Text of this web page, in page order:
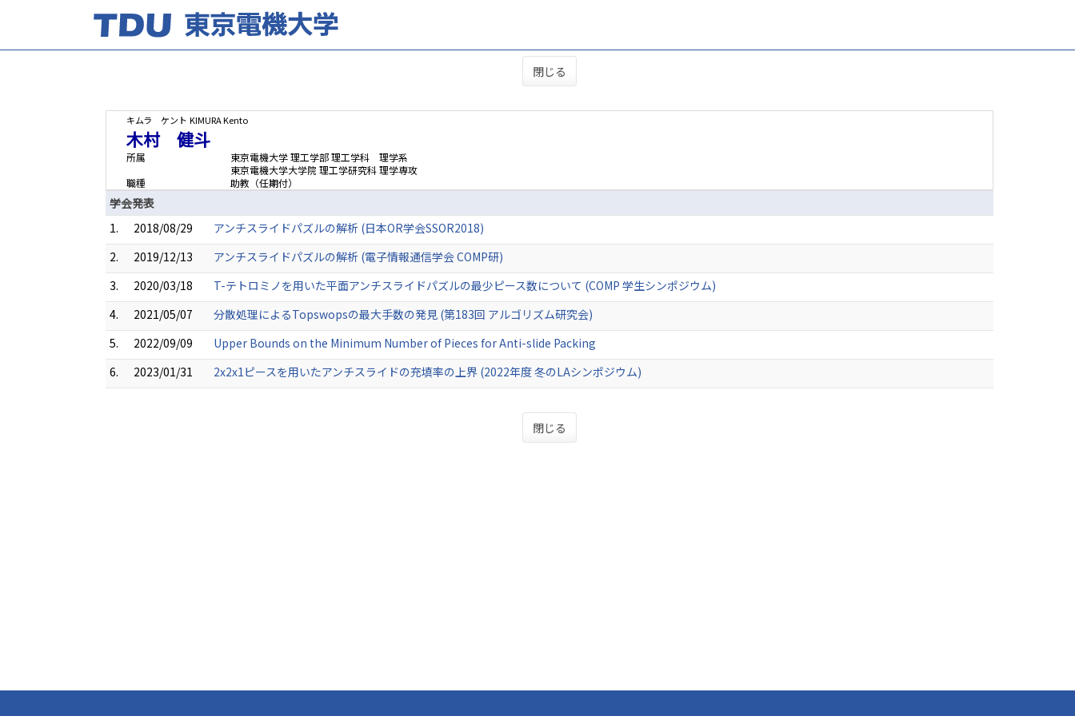
閉じる
キムラ ケント KIMURA Kento
木村 健斗
所属
東京電機大学 理工学部 理工学科 理学系
東京電機大学大学院 理工学研究科 理学専攻
職種
助教（任期付）
学会発表
1.
2018/08/29
アンチスライドパズルの解析 (日本OR学会SSOR2018)
2.
2019/12/13
アンチスライドパズルの解析 (電子情報通信学会 COMP研)
3.
2020/03/18
T-テトロミノを用いた平面アンチスライドパズルの最少ピース数について (COMP 学生シンポジウム)
4.
2021/05/07
分散処理によるTopswopsの最大手数の発見 (第183回 アルゴリズム研究会)
5.
2022/09/09
Upper Bounds on the Minimum Number of Pieces for Anti-slide Packing
6.
2023/01/31 2x2x1ピースを用いたアンチスライドの充填率の上界 (2022年度 冬のLAシンポジウム)
閉じる